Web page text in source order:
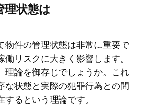
理状態は
物件の管理状態は非常に重要で
リスクに大きく影響します。
理論を御存じでしょうか。これ
な状態と実際の犯罪行為との間
るという理論です。